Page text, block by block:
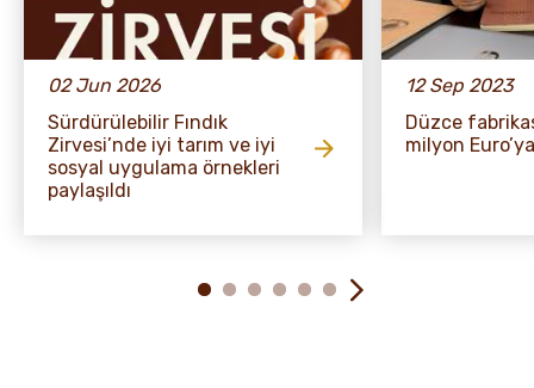
02 Jun 2026
Sürdürülebilir Fındık
Zirvesi’nde iyi tarım ve iyi
sosyal uygulama örnekleri
paylaşıldı
12 Sep 2023
Düzce
milyon